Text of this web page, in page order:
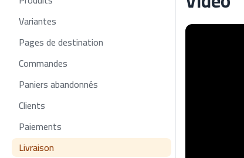
Variantes
Pages de destination
Commandes
Paniers abandonnés
Clients
Paiements
Livraison